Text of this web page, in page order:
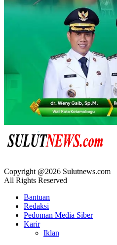
Copyright @2026 Sulutnews.com
All Rights Reserved
Bantuan
Redaksi
Pedoman Media Siber
Karir
Iklan